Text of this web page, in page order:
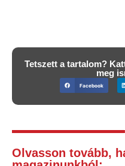
Tetszett a tartalom?
meg
Facebook
Olvasson tovább,